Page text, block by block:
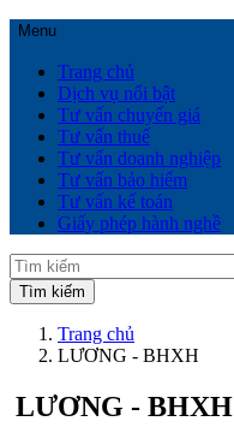
Menu
Trang chủ
Dịch vụ nổi bật
Tư vấn chuyển giá
Tư vấn thuế
Tư vấn doanh nghiệp
Tư vấn bảo hiểm
Tư vấn kế toán
Giấy phép hành nghề
Trang chủ
LƯƠNG - BHXH
LƯƠNG - BHXH